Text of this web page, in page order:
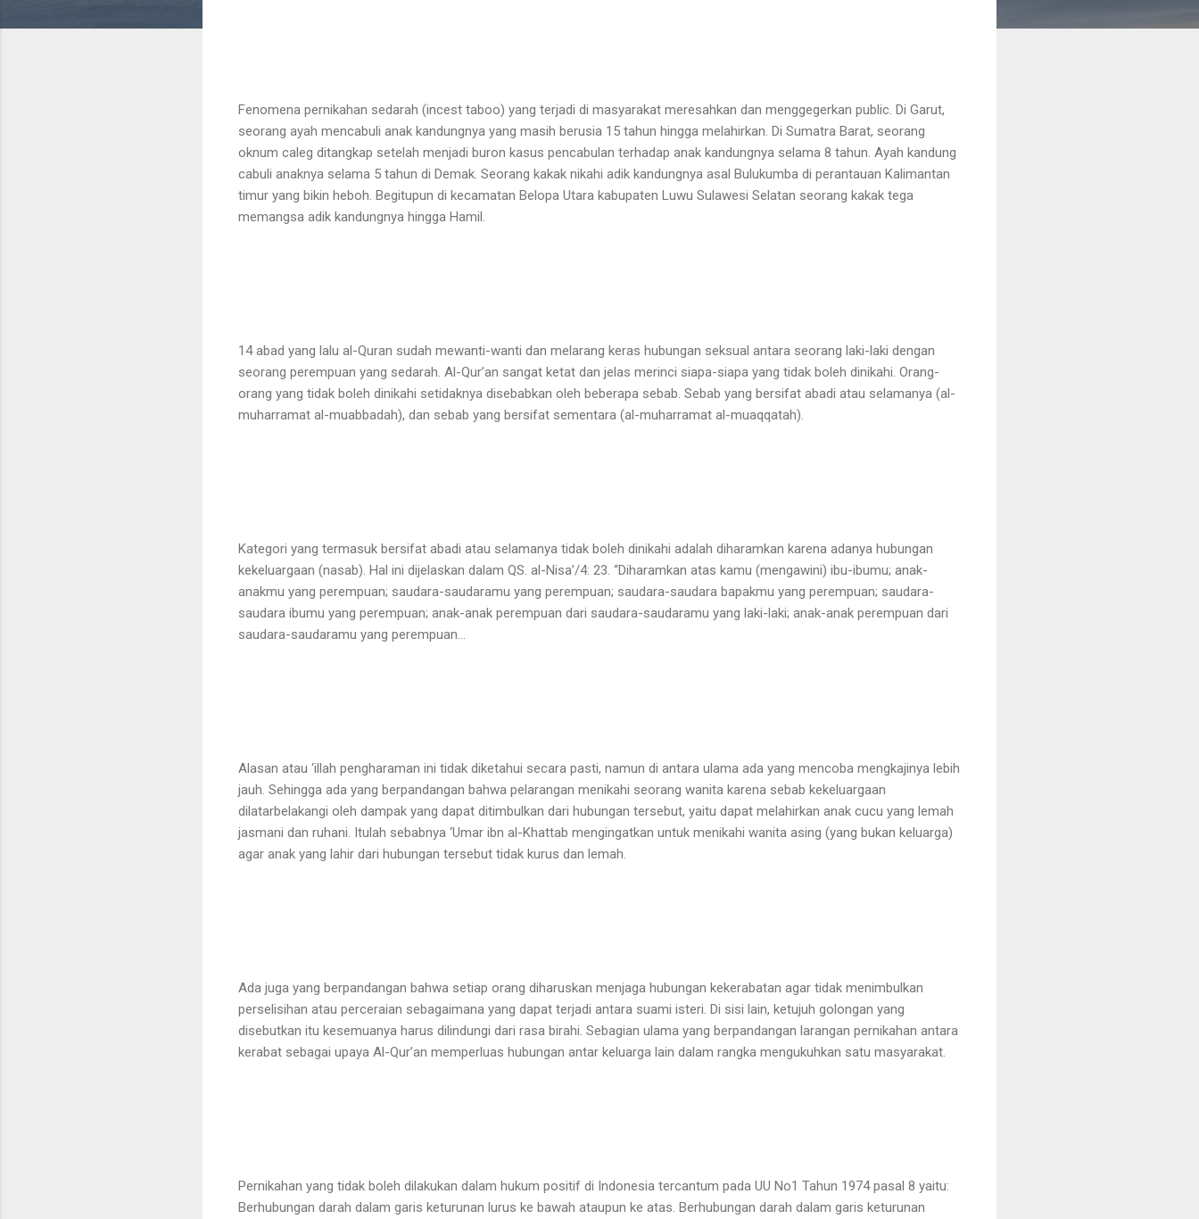
Fenomena pernikahan sedarah (incest taboo) yang terjadi di masyarakat meresahkan dan menggegerkan public. Di Garut,
seorang ayah mencabuli anak kandungnya yang masih berusia 15 tahun hingga melahirkan. Di Sumatra Barat, seorang
oknum caleg ditangkap setelah menjadi buron kasus pencabulan terhadap anak kandungnya selama 8 tahun. Ayah kandung
cabuli anaknya selama 5 tahun di Demak. Seorang kakak nikahi adik kandungnya asal Bulukumba di perantauan Kalimantan
timur yang bikin heboh. Begitupun di kecamatan Belopa Utara kabupaten Luwu Sulawesi Selatan seorang kakak tega
memangsa adik kandungnya hingga Hamil.
14 abad yang lalu al-Quran sudah mewanti-wanti dan melarang keras hubungan seksual antara seorang laki-laki dengan
seorang perempuan yang sedarah. Al-Qur’an sangat ketat dan jelas merinci siapa-siapa yang tidak boleh dinikahi. Orang-
orang yang tidak boleh dinikahi setidaknya disebabkan oleh beberapa sebab. Sebab yang bersifat abadi atau selamanya (al-
muharramat al-muabbadah), dan sebab yang bersifat sementara (al-muharramat al-muaqqatah).
Kategori yang termasuk bersifat abadi atau selamanya tidak boleh dinikahi adalah diharamkan karena adanya hubungan
kekeluargaan (nasab). Hal ini dijelaskan dalam QS. al-Nisa’/4: 23. “Diharamkan atas kamu (mengawini) ibu-ibumu; anak-
anakmu yang perempuan; saudara-saudaramu yang perempuan; saudara-saudara bapakmu yang perempuan; saudara-
saudara ibumu yang perempuan; anak-anak perempuan dari saudara-saudaramu yang laki-laki; anak-anak perempuan dari
saudara-saudaramu yang perempuan…
Alasan atau ‘illah pengharaman ini tidak diketahui secara pasti, namun di antara ulama ada yang mencoba mengkajinya lebih
jauh. Sehingga ada yang berpandangan bahwa pelarangan menikahi seorang wanita karena sebab kekeluargaan
dilatarbelakangi oleh dampak yang dapat ditimbulkan dari hubungan tersebut, yaitu dapat melahirkan anak cucu yang lemah
jasmani dan ruhani. Itulah sebabnya ‘Umar ibn al-Khattab mengingatkan untuk menikahi wanita asing (yang bukan keluarga)
agar anak yang lahir dari hubungan tersebut tidak kurus dan lemah.
Ada juga yang berpandangan bahwa setiap orang diharuskan menjaga hubungan kekerabatan agar tidak menimbulkan
perselisihan atau perceraian sebagaimana yang dapat terjadi antara suami isteri. Di sisi lain, ketujuh golongan yang
disebutkan itu kesemuanya harus dilindungi dari rasa birahi. Sebagian ulama yang berpandangan larangan pernikahan antara
kerabat sebagai upaya Al-Qur’an memperluas hubungan antar keluarga lain dalam rangka mengukuhkan satu masyarakat.
Pernikahan yang tidak boleh dilakukan dalam hukum positif di Indonesia tercantum pada UU No1 Tahun 1974 pasal 8 yaitu:
Berhubungan darah dalam garis keturunan lurus ke bawah ataupun ke atas. Berhubungan darah dalam garis keturunan